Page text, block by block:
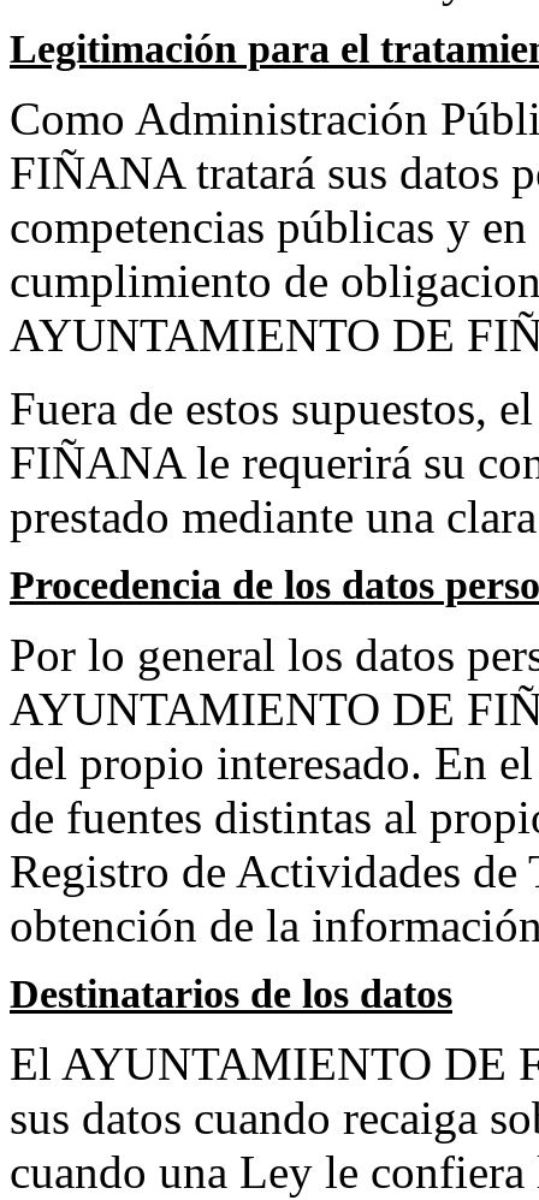
Legitimación para el
Como Administración
FIÑANA tratará sus datos
competencias públicas y
cumplimiento de
AYUNTAMIENTO DE
Fuera de estos supuestos,
FIÑANA le requerirá su
prestado mediante una
Procedencia de los datos
Por lo general los datos
AYUNTAMIENTO DE
del propio interesado. En
de fuentes distintas al
Registro de Actividades de
obtención de la
Destinatarios de los datos
El AYUNTAMIENTO DE
sus datos cuando recaiga
cuando una Ley le